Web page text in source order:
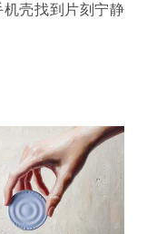
壳找到片刻宁静